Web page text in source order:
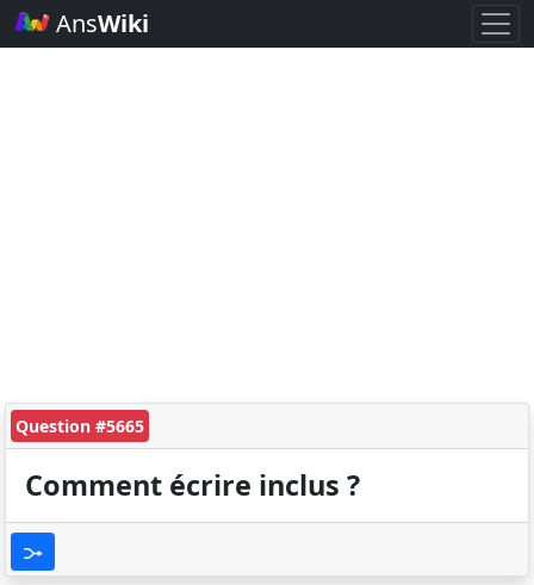
AnsWiki
Question #5665
Comment écrire inclus ?